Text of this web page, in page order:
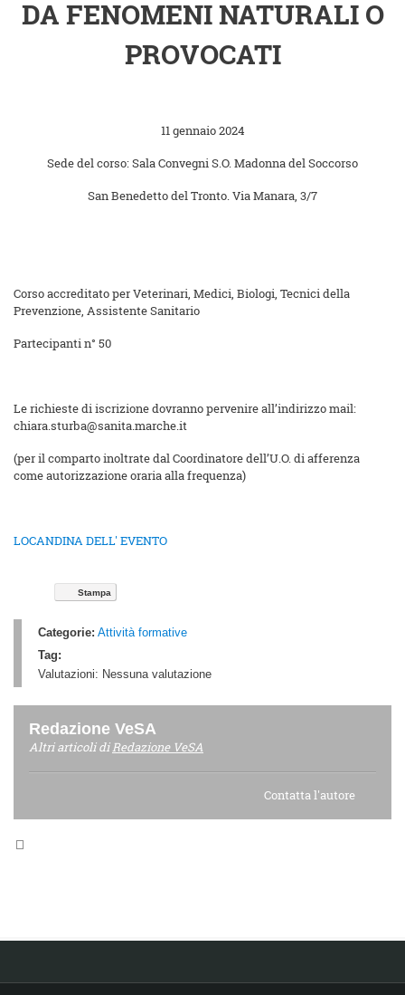
DA FENOMENI NATURALI O
PROVOCATI
11 gennaio 2024
Sede del corso: Sala Convegni S.O. Madonna del Soccorso
San Benedetto del Tronto. Via Manara, 3/7
Corso accreditato per Veterinari, Medici, Biologi, Tecnici della
Prevenzione, Assistente Sanitario
Partecipanti n° 50
Le richieste di iscrizione dovranno pervenire all’indirizzo mail:
chiara.sturba@sanita.marche.it
(per il comparto inoltrate dal Coordinatore dell’U.O. di afferenza
come autorizzazione oraria alla frequenza)
LOCANDINA DELL' EVENTO
Stampa
Categorie: Attività formative
Tag:
Valutazioni: Nessuna valutazione
Redazione VeSA
Altri articoli diRedazione VeSA
Contatta l'autore